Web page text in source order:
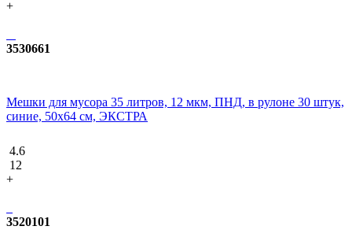
+
3530661
Мешки для мусора 35 литров, 12 мкм, ПНД, в рулоне 30 штук,
синие, 50х64 см, ЭКСТРА
4.6
12
+
3520101